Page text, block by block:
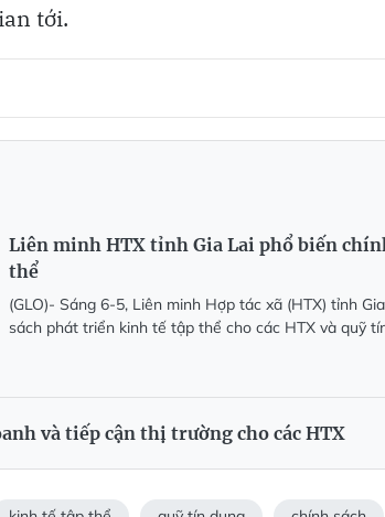
tới.
Liên minh HTX tỉnh Gia Lai phổ biến
thể
(GLO)- Sáng 6-5, Liên minh Hợp tác xã (HTX) tỉnh
sách phát triển kinh tế tập thể cho các HTX và quỹ
và tiếp cận thị trường cho các HTX